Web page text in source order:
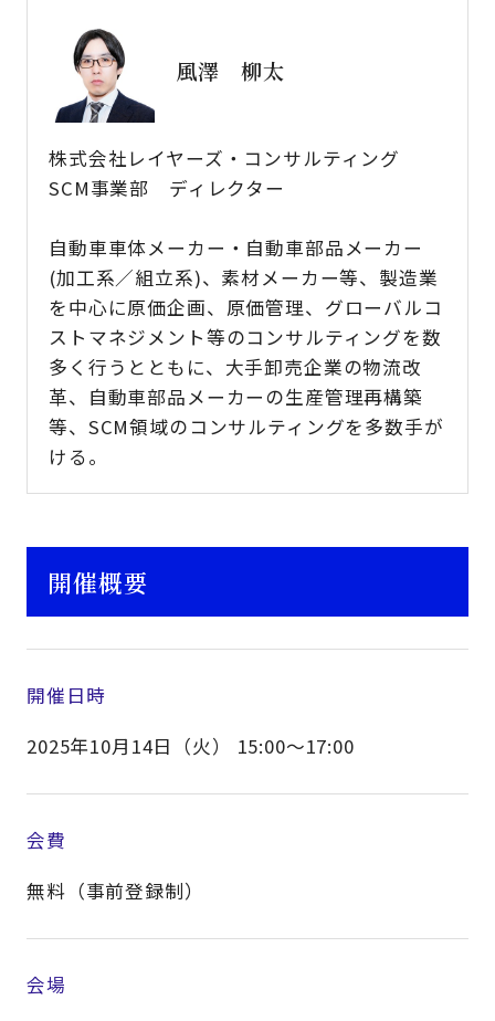
風澤 柳太
株式会社レイヤーズ・コンサルティング
SCM事業部 ディレクター
自動車車体メーカー・自動車部品メーカー
(加工系／組立系)、素材メーカー等、製造業
を中心に原価企画、原価管理、グローバルコ
ストマネジメント等のコンサルティングを数
多く行うとともに、大手卸売企業の物流改
革、自動車部品メーカーの生産管理再構築
等、SCM領域のコンサルティングを多数手が
ける。
開催概要
開催日時
2025年10月14日（火） 15:00～17:00
会費
無料（事前登録制）
会場